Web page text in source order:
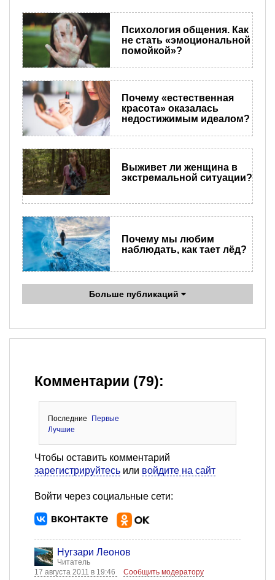
Психология общения. Как
не стать «эмоциональной
помойкой»?
Почему «естественная
красота» оказалась
недостижимым идеалом?
Выживет ли женщина в
экстремальной ситуации?
Почему мы любим
наблюдать, как тает лёд?
Больше публикаций
Комментарии (79):
Последние
Первые
Лучшие
Чтобы оставить комментарий
зарегистрируйтесь или войдите на сайт
Войти через социальные сети:
Нугзари Леонов
Читатель
17 августа 2011 в 19:46
Сообщить модератору